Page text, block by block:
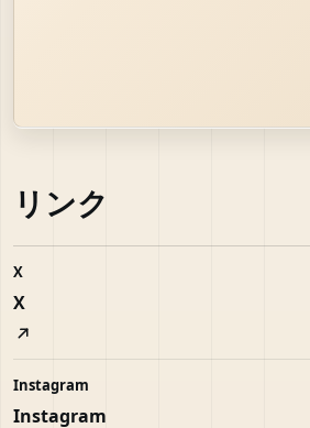
リンク
X
X
Instagram
Instagram